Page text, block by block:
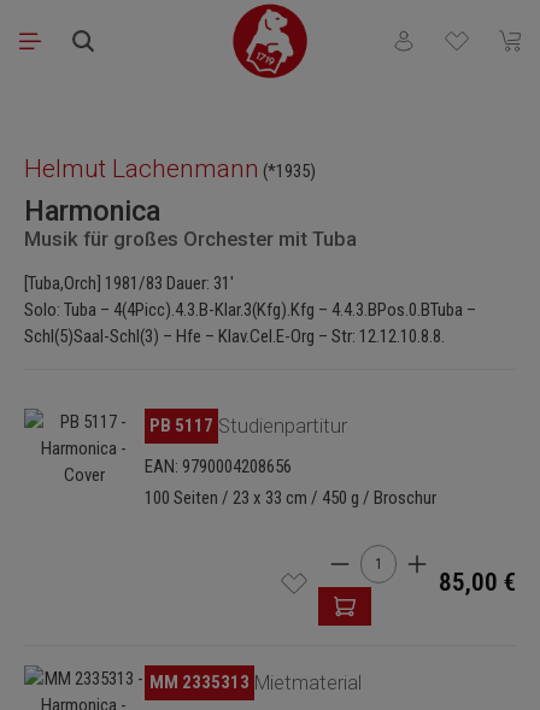
Zum Hauptinhalt springen
Du hast 0
Helmut Lachenmann (*1935)
Harmonica
Musik für großes Orchester mit Tuba
[Tuba,Orch] 1981/83 Dauer: 31'
Solo: Tuba – 4(4Picc).4.3.B-Klar.3(Kfg).Kfg – 4.4.3.BPos.0.BTuba –
Schl(5)Saal-Schl(3) – Hfe – Klav.Cel.E-Org – Str: 12.12.10.8.8.
Bildergalerie überspringen
PB 5117 Studienpartitur
EAN: 9790004208656
100 Seiten / 23 x 33 cm / 450 g / Broschur
Produkt Anzahl: Gib
85,00 €
Bildergalerie überspringenMM 2335313 Mietmaterial